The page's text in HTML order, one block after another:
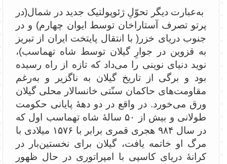
به‌عبارت دیگر تحوّلِ ژئوپولتیک جدید در شمال(در
پرتو تصرف آستاراخان توسط ایوان چهارم) و در
جنوب دریای خزر( با انتقال پایتخت ایران از تبریز
به قزوین در جوارِ گیلان توسط شاه تهماسب)،
نوید دنیای نوینی را می‌داد که تازه از راه رسیده
بود و برگی از تاریخ گیلان به ناگزیر و به‌رغم
مقاومت‌های حاکمان سنّتی خانسالار محلی گیلان
ورق می‌خورد. در واقع در دو دهۀ پایانی حکومت
طولانی و بیش از ۵۰ سالۀ شاه ‌تهماسب اول که
در سال ۹۸۴ هجری قمری برابر با ۱۵۷۶ میلادی با
مرگ او خاتمه یافت، گیلان برای نخستین‌بار در
کرانۀ دریای کاسپی با امپراتوری در حال ظهور